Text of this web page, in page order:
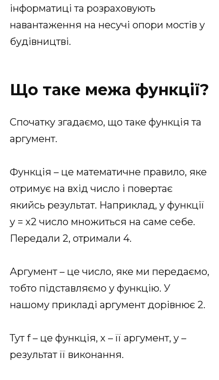
інформатиці та розраховують
навантаження на несучі опори мостів у
будівництві.
Що таке межа функції?
Спочатку згадаємо, що таке функція та
аргумент.
Функція – це математичне правило, яке
отримує на вхід число і повертає
якийсь результат. Наприклад, у функції
y = x2 число множиться на саме себе.
Передали 2, отримали 4.
Аргумент – це число, яке ми передаємо,
тобто підставляємо у функцію. У
нашому прикладі аргумент дорівнює 2.
Тут f – це функція, x – її аргумент, y –
результат її виконання.